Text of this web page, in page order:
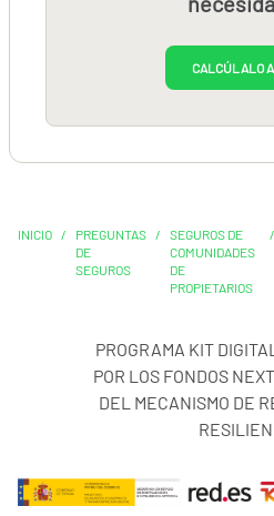
CALCÚLALO
INICIO /
PREGUNTAS
DE
SEGUROS
/
SEGUROS DE
COMUNIDADES
DE
PROPIETARIOS
/
PROGRAMA KIT
POR LOS FONDOS
DEL MECANISMO DE